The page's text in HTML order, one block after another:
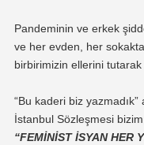
Pandeminin ve erkek
ve her evden, her
birbirimizin ellerini tutarak
“Bu kaderi biz
İstanbul Sözleşmesi
“FEMİNİST İSYAN HER